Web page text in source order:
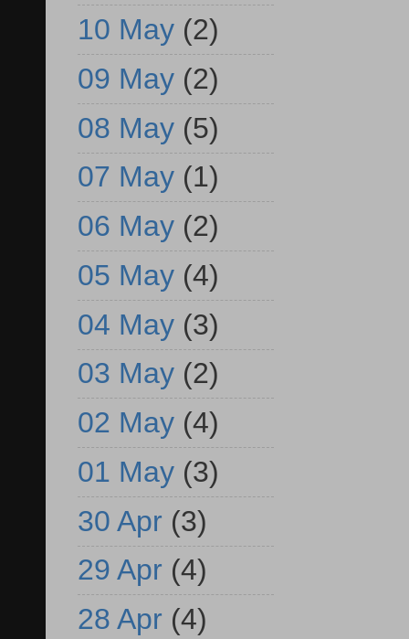
10 May (2)
09 May (2)
08 May (5)
07 May (1)
06 May (2)
05 May (4)
04 May (3)
03 May (2)
02 May (4)
01 May (3)
30 Apr (3)
29 Apr (4)
28 Apr (4)